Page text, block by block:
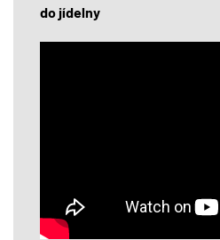
do jídelny